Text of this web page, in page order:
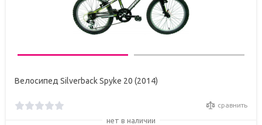
Велосипед Silverback Spyke 20 (2014)
сравнить
нет в наличии